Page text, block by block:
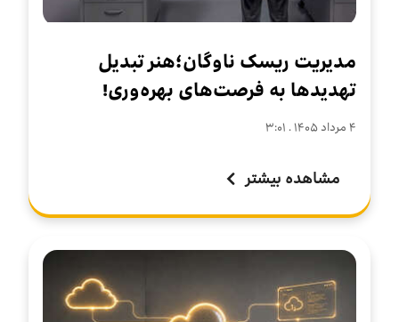
مدیریت ریسک ناوگان؛هنر تبدیل
تهدیدها به فرصت‌های بهره‌وری!
۴ مرداد ۱۴۰۵ . ۳:۰۱
مشاهده بیشتر